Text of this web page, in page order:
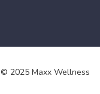
© 2025 Maxx Wellness